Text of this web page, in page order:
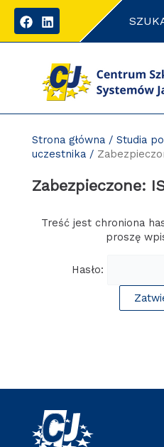
Przejdź
zawartości
Strona główna/ Studia
uczestnika/
Zabezpieczone:
Treść jest chroniona
proszę
Hasło: